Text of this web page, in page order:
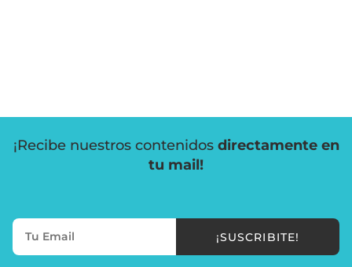
¡Recibe nuestros contenidos directamente en
tu mail!
¡SUSCRIBITE!